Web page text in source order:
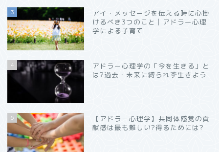
3
アイ・メッセージを伝える時に心掛
けるべき3つのこと│アドラー心理
学による子育て
4
アドラー心理学の「今を生きる」と
は?過去・未来に縛られず生きよう
5
【アドラー心理学】共同体感覚の貢
献感は最も難しい?得るためには?